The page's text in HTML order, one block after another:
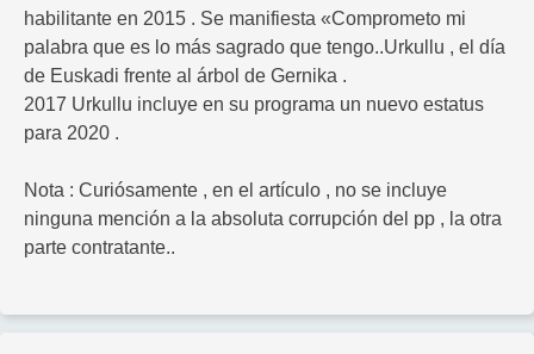
habilitante en 2015 . Se manifiesta «Comprometo mi
palabra que es lo más sagrado que tengo..Urkullu , el día
de Euskadi frente al árbol de Gernika .
2017 Urkullu incluye en su programa un nuevo estatus
para 2020 .
Nota : Curiósamente , en el artículo , no se incluye
ninguna mención a la absoluta corrupción del pp , la otra
parte contratante..